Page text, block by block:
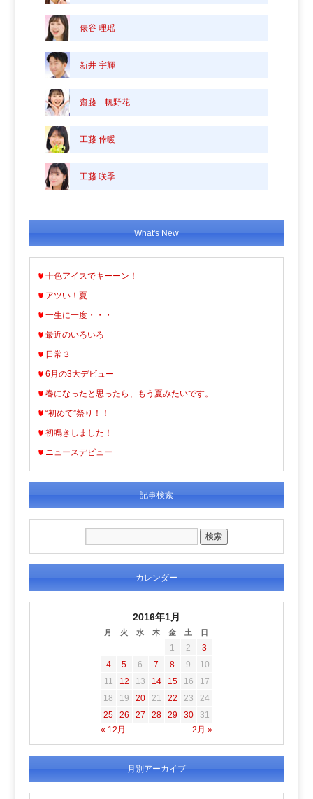
俵谷 理瑶
新井 宇輝
齋藤 帆野花
工藤 倖暖
工藤 咲季
What's New
十色アイスでキーーン！
アツい！夏
一生に一度・・・
最近のいろいろ
日常３
6月の3大デビュー
春になったと思ったら、もう夏みたいです。
“初めて”祭り！！
初鳴きしました！
ニュースデビュー
記事検索
カレンダー
2016年1月
月 火 水 木 金 土 日
« 12月 2月 »
1 2
3
4
5 6 7 8 9
10
11
12 13 14 15 16
17
18
19 20 21 22 23
24
25
26 27 28 29 30 31
月別アーカイブ